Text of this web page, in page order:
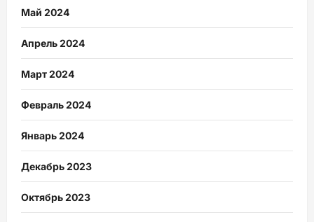
Май 2024
Апрель 2024
Март 2024
Февраль 2024
Январь 2024
Декабрь 2023
Октябрь 2023